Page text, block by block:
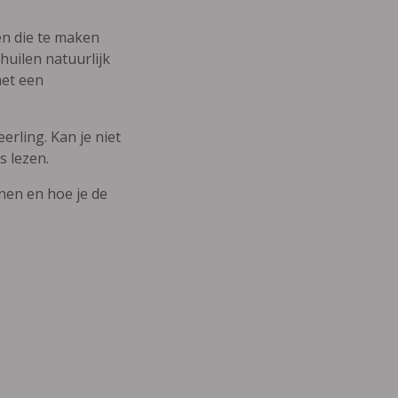
die te maken
natuurlijk
een
Kan je niet
lezen.
en hoe je de